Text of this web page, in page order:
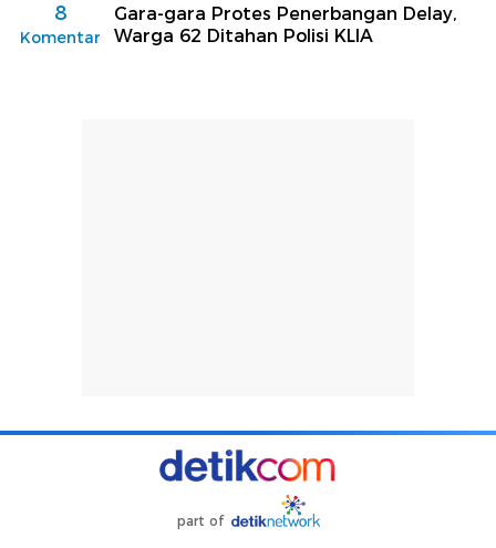
8
Komentar
Gara-gara Protes Penerbangan Delay,
Warga 62 Ditahan Polisi KLIA
part of